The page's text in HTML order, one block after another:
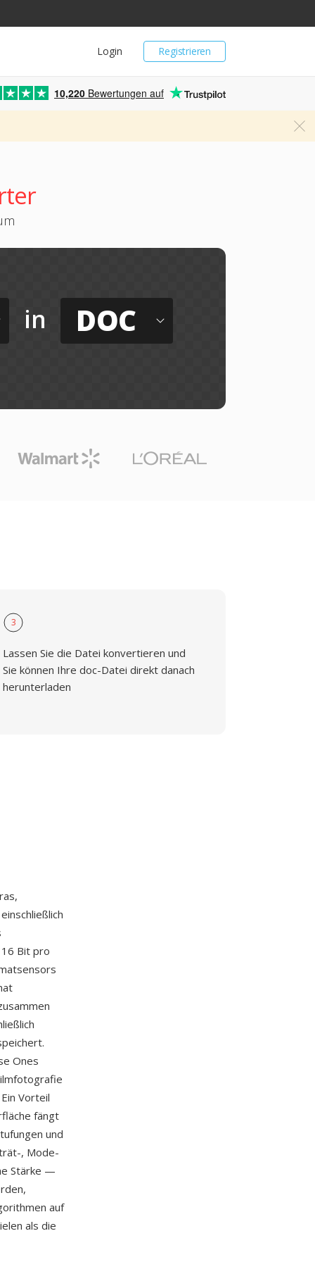
Registrieren
Login
10,220 Bewertungen auf
in DOC
3
Lassen Sie die Datei konvertieren und
Sie können Ihre doc-Datei direkt danach
herunterladen
Bit pro
Ones
Vorteil
fängt
und
, Mode-
Stärke —
auf
als die